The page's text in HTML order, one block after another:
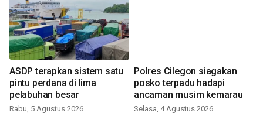
ASDP terapkan sistem satu
pintu perdana di lima
pelabuhan besar
Rabu, 5 Agustus 2026
Polres Cilegon siagakan
posko terpadu hadapi
ancaman musim kemarau
Selasa, 4 Agustus 2026